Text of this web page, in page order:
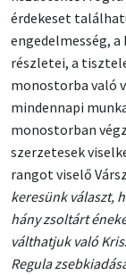
érdekeset
engedelmesség,
részletei, a
monostorba való
mindennapi
monostorban
szerzetesek
rangot viselő
keresünk választ,
hány zsoltárt
válthatjuk való
Regula